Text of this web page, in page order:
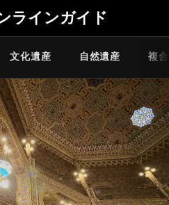
ラインガイド
文化遺産 自然遺産 複